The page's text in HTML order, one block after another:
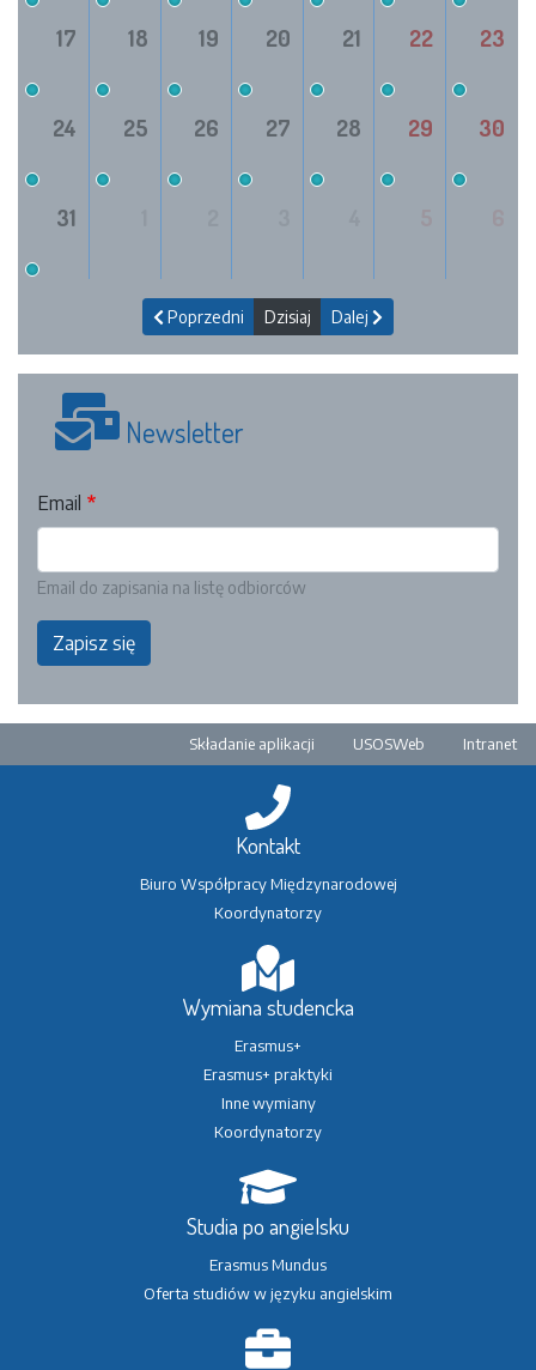
17 18 19 20 21 22 23
24 25 26 27 28 29 30
31
Poprzedni Dzisiaj Dalej
Newsletter
Email
Email do zapisania na listę odbiorców
Zapisz się
Pre-footer
Składanie aplikacji USOSWeb Intranet
Kontakt
Biuro Współpracy Międzynarodowej
Koordynatorzy
Wymiana studencka
Erasmus+
Erasmus+ praktyki
Inne wymiany
Koordynatorzy
Studia po angielsku
Erasmus Mundus
Oferta studiów w języku angielskim